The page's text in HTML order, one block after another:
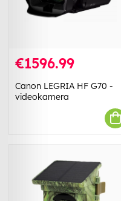
€1596.99
Canon LEGRIA HF G70 -
videokamera